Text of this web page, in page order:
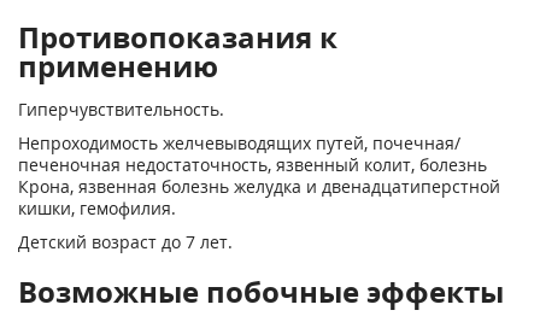
Противопоказания к
применению
Гиперчувствительность.
Непроходимость желчевыводящих путей, почечная/
печеночная недостаточность, язвенный колит, болезнь
Крона, язвенная болезнь желудка и двенадцатиперстной
кишки, гемофилия.
Детский возраст до 7 лет.
Возможные побочные эффекты